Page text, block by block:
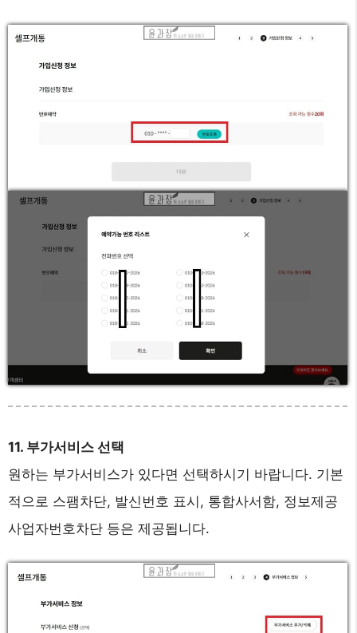
11. 부가서비스 선택
원하는 부가서비스가 있다면 선택하시기 바랍니다. 기본
적으로 스팸차단, 발신번호 표시, 통합사서함, 정보제공
사업자번호차단 등은 제공됩니다.